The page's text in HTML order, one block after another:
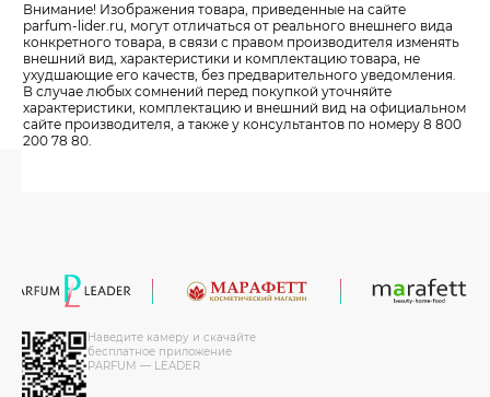
Внимание! Изображения товара, приведенные на сайте
parfum-lider.ru, могут отличаться от реального внешнего вида
конкретного товара, в связи с правом производителя изменять
внешний вид, характеристики и комплектацию товара, не
ухудшающие его качеств, без предварительного уведомления.
В случае любых сомнений перед покупкой уточняйте
характеристики, комплектацию и внешний вид на официальном
сайте производителя, а также у консультантов по номеру 8 800
200 78 80.
Наведите камеру и скачайте
бесплатное приложение
PARFUM — LEADER